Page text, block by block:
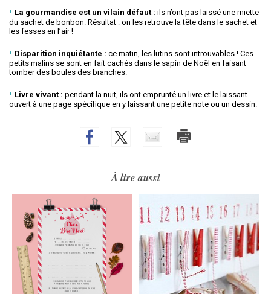
La gourmandise est un vilain défaut : ils n’ont pas laissé une miette
du sachet de bonbon. Résultat : on les retrouve la tête dans le sachet et
les fesses en l’air !
Disparition inquiétante : ce matin, les lutins sont introuvables ! Ces
petits malins se sont en fait cachés dans le sapin de Noël en faisant
tomber des boules des branches.
Livre vivant : pendant la nuit, ils ont emprunté un livre et le laissant
ouvert à une page spécifique en y laissant une petite note ou un dessin.
À lire aussi